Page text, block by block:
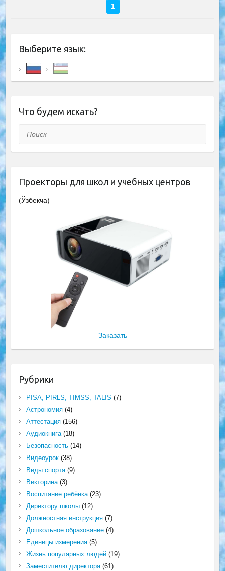
1
Выберите язык:
Что будем искать?
Поиск
Проекторы для школ и учебных центров
(Ўзбекча)
Заказать
Рубрики
PISA, PIRLS, TIMSS, TALIS (7)
Астрономия(4)
Аттестация(156)
Аудиокнига(18)
Безопасность(14)
Видеоурок(38)
Виды спорта(9)
Викторина(3)
Воспитание ребёнка(23)
Директору школы(12)
Должностная инструкция(7)
Дошкольное образование(4)
Единицы измерения(5)
Жизнь популярных людей(19)
Заместителю директора(61)